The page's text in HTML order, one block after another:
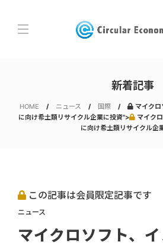
新着記事
HOME ニュース 国際
マイク
に向け希土類リサイクル企業に投資">
マイク
に向け希土類リサイクル企
この記事は会員限定記事です
ニュース
マイクロソフト、